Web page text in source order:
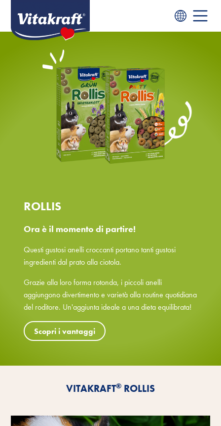
ROLLIS
Ora è il momento di partire!
Questi gustosi anelli croccanti portano tanti gustosi
ingredienti dal prato alla ciotola.
Grazie alla loro forma rotonda, i piccoli anelli
aggiungono divertimento e varietà alla routine quotidiana
del roditore. Un'aggiunta ideale a una dieta equilibrata!
Scopri i vantaggi
VITAKRAFT® ROLLIS